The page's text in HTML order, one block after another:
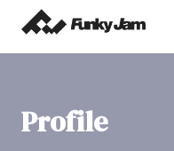
Profile